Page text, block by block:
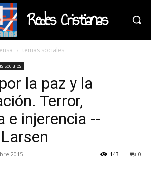
Redes Cristianas
temas sociales
sociales
la paz y la
Terror,
e injerencia --
2015 0
143